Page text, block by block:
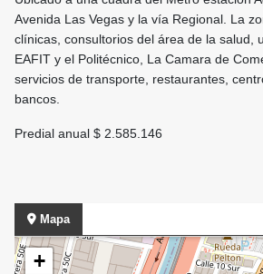
Avenida Las Vegas y la vía Regional. La
clínicas, consultorios del área de la salud,
EAFIT y el Politécnico, La Camara de
servicios de transporte, restaurantes,
bancos.
Predial anual $ 2.585.146
Mapa
+